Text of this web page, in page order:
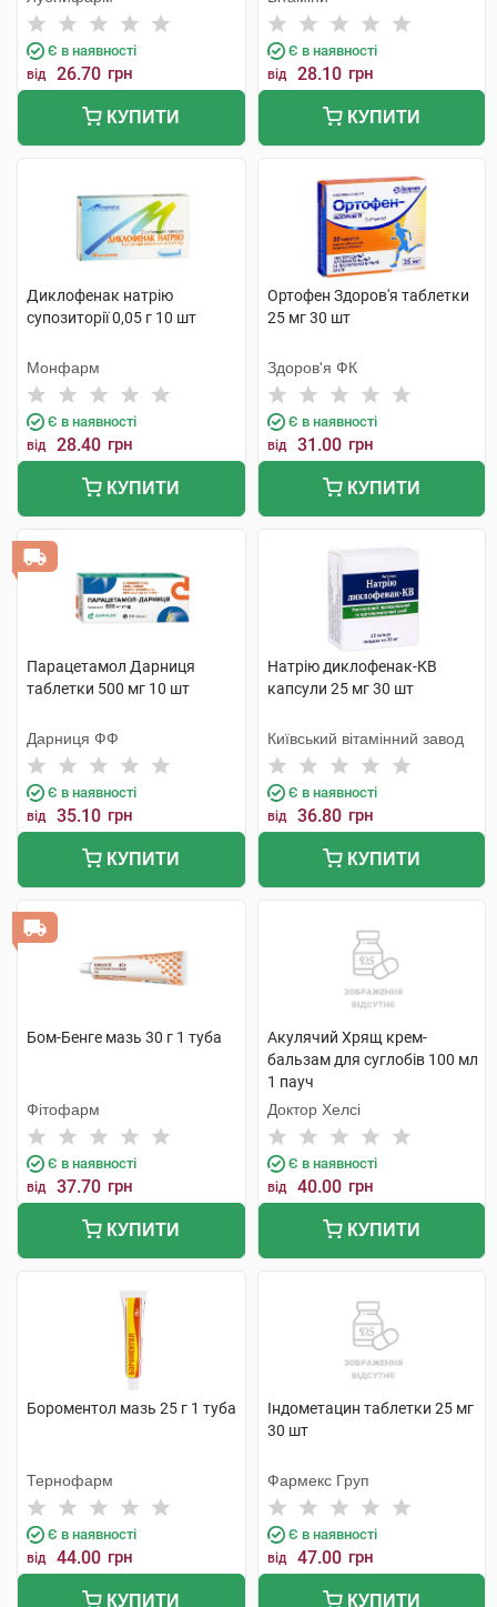
Є в наявності
від 26.70 грн
КУПИТИ
Є в наявності
від 28.10 грн
КУПИТИ
Диклофенак натрію
супозиторії 0,05 г 10 шт
Монфарм
Є в наявності
від 28.40 грн
КУПИТИ
Ортофен Здоров'я таблетки
25 мг 30 шт
Здоров'я ФК
Є в наявності
від 31.00 грн
КУПИТИ
Парацетамол Дарниця
таблетки 500 мг 10 шт
Дарниця ФФ
Є в наявності
від 35.10 грн
КУПИТИ
Натрію диклофенак-КВ
капсули 25 мг 30 шт
Київський вітамінний завод
Є в наявності
від 36.80 грн
КУПИТИ
Бом-Бенге мазь 30 г 1 туба
Фітофарм
Є в наявності
від 37.70 грн
КУПИТИ
Акулячий Хрящ крем-
бальзам для суглобів 100 мл
1 пауч
Доктор Хелсі
Є в наявності
від 40.00 грн
КУПИТИ
Бороментол мазь 25 г 1 туба
Тернофарм
Є в наявності
від 44.00 грн
КУПИТИ
Індометацин таблетки 25 мг
30 шт
Фармекс Груп
Є в наявності
від 47.00 грн
КУПИТИ